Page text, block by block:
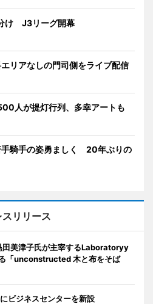
け J3リーグ開幕
リアなしの門司側をライブ配信
人が提灯行列、多幸アートも
手騎手の姿勇ましく 20年ぶりの
スリリース
田美津子氏が主宰するLaboratoryy
「unconstructed 木と布をそば
ビジネスセンターを新設